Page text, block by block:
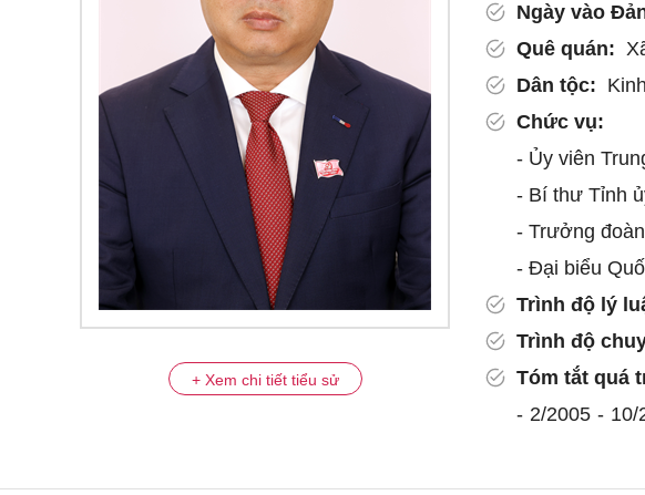
+ Xem chi tiết tiểu sử
Ngày vào
Quê quán:
Dân tộc: Kinh
Chức vụ:
- Ủy viên
- Bí thư Tỉnh
- Trưởng
- Đại biểu
Trình độ lý
Trình độ
Tóm tắt quá
- 2/2005 - 10/